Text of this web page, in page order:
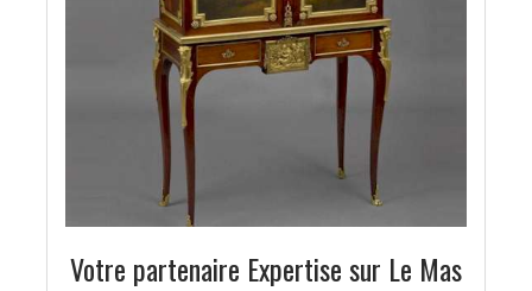
Votre partenaire Expertise sur Le Mas